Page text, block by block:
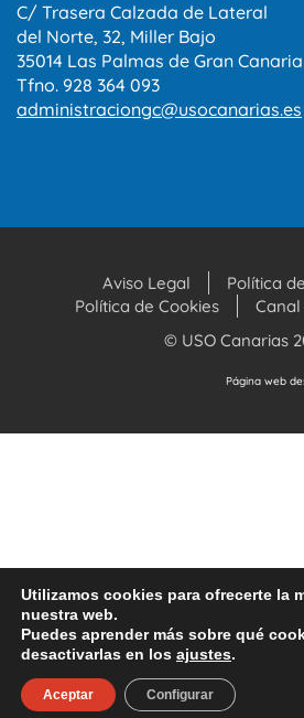
C/ Trasera Calzada de Lateral
del Norte, 32, Miller Bajo
35014 Las Palmas de Gran Canaria
Tfno. 928 364 093
administraciongc@usocanarias.es
Aviso Legal
Política
Política de Cookies
© USO Canarias
Página web
Utilizamos cookies para ofrecerte la
nuestra web.
Puedes aprender más sobre qué
desactivarlas en los ajustes.
Aceptar Configurar